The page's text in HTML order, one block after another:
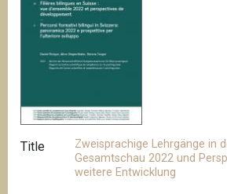
Title
Zweisprachige Lehrgänge in
Gesamtschau 2022 und
weitere Entwicklung